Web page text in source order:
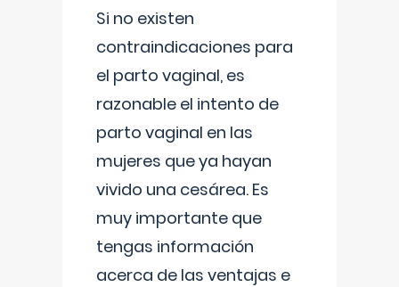
Si no existen
contraindicaciones para
el parto vaginal, es
razonable el intento de
parto vaginal en las
mujeres que ya hayan
vivido una cesárea. Es
muy importante que
tengas información
acerca de las ventajas e